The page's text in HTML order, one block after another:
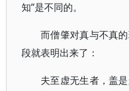
知”是不同的。
而僧肇对真与不真
段就表明出来了：
夫至虚无生者，盖